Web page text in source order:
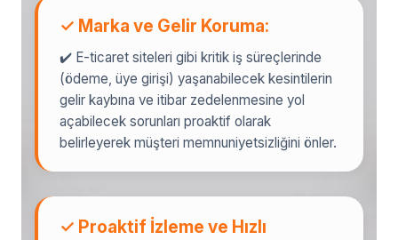
✓ Marka ve Gelir Koruma:
✔️ E-ticaret siteleri gibi kritik iş süreçlerinde
(ödeme, üye girişi) yaşanabilecek kesintilerin
gelir kaybına ve itibar zedelenmesine yol
açabilecek sorunları proaktif olarak
belirleyerek müşteri memnuniyetsizliğini önler.
✓ Proaktif İzleme ve Hızlı